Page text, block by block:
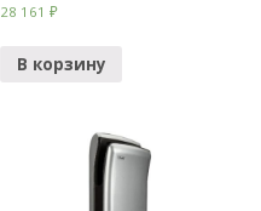
28 161₽
В корзину